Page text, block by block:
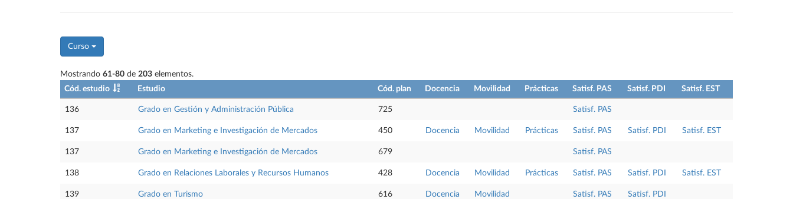
Curso
Mostrando 61-80 de 203 elementos.
Cód. estudio
Estudio Cód. plan Docencia Movilidad Prácticas Satisf. PAS Satisf. PDI Satisf. EST
136 Grado en Gestión y Administración Pública 725 Satisf. PAS
137 Grado en Marketing e Investigación de Mercados 450 Docencia Movilidad Prácticas Satisf. PAS Satisf. PDI Satisf. EST
137 Grado en Marketing e Investigación de Mercados 679 Satisf. PAS
138 Grado en Relaciones Laborales y Recursos Humanos 428 Docencia Movilidad Prácticas Satisf. PAS Satisf. PDI Satisf. EST
139 Grado en Turismo 616 Docencia Movilidad Satisf. PAS Satisf. PDI